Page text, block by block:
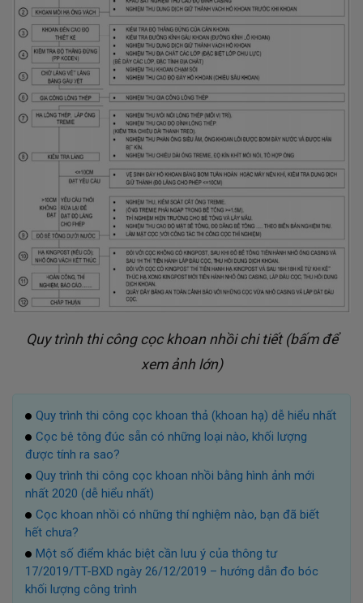
Quy trình thi công cọc khoan nhồi chi tiết (bấm để
xem ảnh lớn)
Quy trình thi công cọc khoan thả (khoan hạ) dễ hiểu nhất
Cọc bê tông đúc sẵn có những loại nào, khối lượng
được tính ra sao?
Quy trình thi công cọc khoan nhồi bằng hình ảnh mới
nhất 2020 (dễ hiểu nhất)
Cọc khoan nhồi có những thí nghiệm nào, bạn đã biết
hết chưa?
Một số điểm khác biệt cần lưu ý của thông tư
17/2019/TT-BXD ngày 26/12/2019 – hướng dẫn đo bóc
khối lượng công trình